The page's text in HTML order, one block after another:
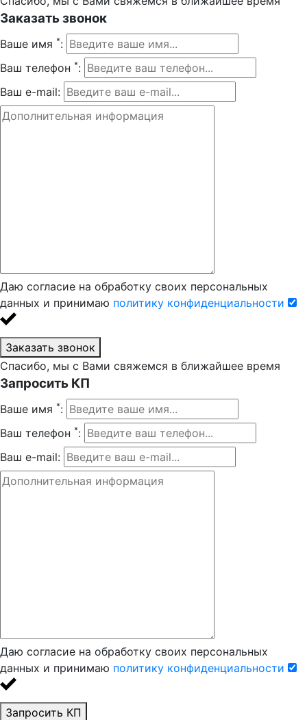
Заказать звонок
Ваше имя *:
Ваш телефон *:
Ваш e-mail:
Даю согласие на обработку своих персональных
данных и принимаю политику конфиденциальности
Заказать звонок
Спасибо, мы с Вами свяжемся в ближайшее время
Запросить КП
Ваше имя *:
Ваш телефон *:
Ваш e-mail:
Даю согласие на обработку своих персональных
данных и принимаю политику конфиденциальности
Запросить КП